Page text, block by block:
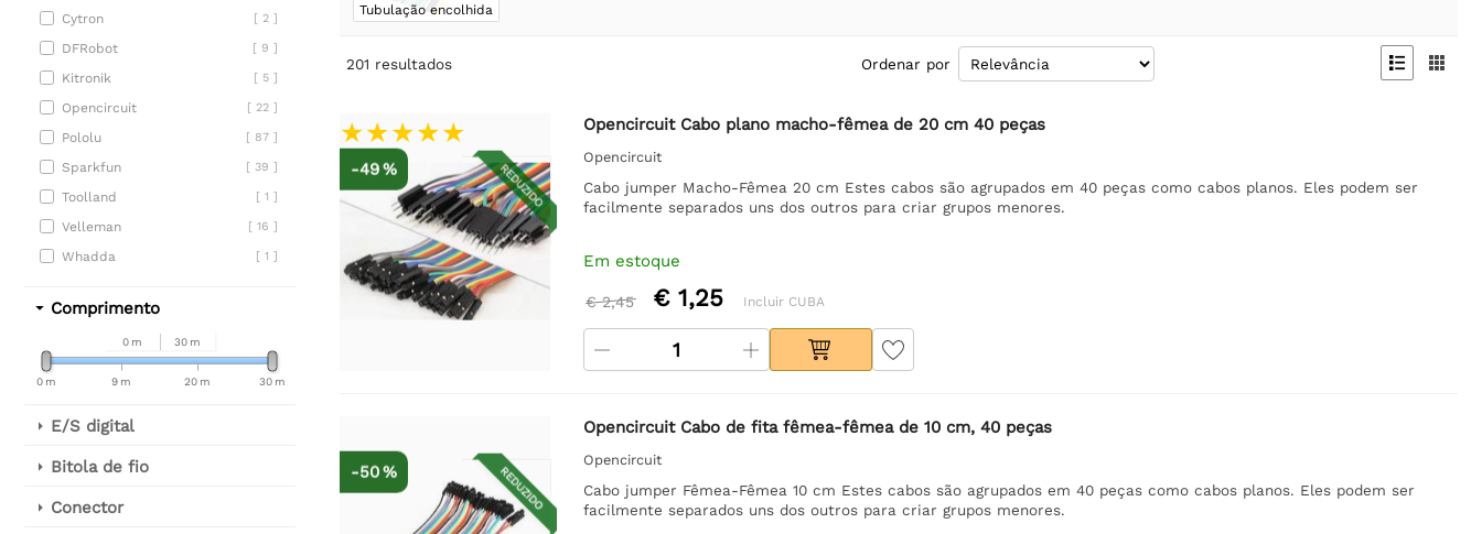
Cytron [ 2 ]
DFRobot [ 9 ]
Kitronik [ 5 ]
Opencircuit [ 22 ]
Pololu [ 87 ]
Sparkfun [ 39 ]
Toolland [ 1 ]
Velleman [ 16 ]
Whadda [ 1 ]
Comprimento
0 m 30 m
0 m 30 m
9 m 20 m
E/S digital
Bitola de fio
Conector
Tubulação encolhida
201 resultados Ordenar por  
REDUZIDO
-49 %
Opencircuit Cabo plano macho-fêmea de 20 cm 40 peças
Opencircuit
Cabo jumper Macho-Fêmea 20 cm Estes cabos são agrupados em 40 peças como cabos planos. Eles podem ser
facilmente separados uns dos outros para criar grupos menores.
Em estoque
€ 2,45 € 1,25 Incluir CUBA
REDUZIDO
-50 %
Opencircuit Cabo de fita fêmea-fêmea de 10 cm, 40 peças
Opencircuit
Cabo jumper Fêmea-Fêmea 10 cm Estes cabos são agrupados em 40 peças como cabos planos. Eles podem ser
facilmente separados uns dos outros para criar grupos menores.